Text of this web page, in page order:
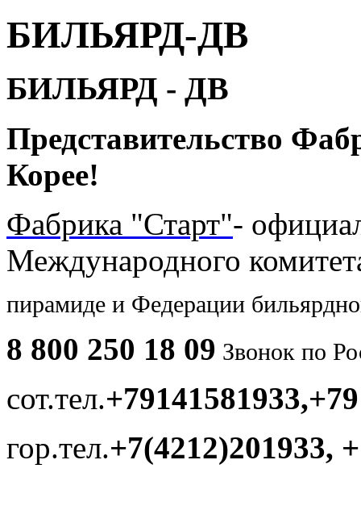
БИЛЬЯРД-ДВ
БИЛЬЯРД - ДВ
Представительство
Корее!
Фабрика "Старт"-
Международного
пирамиде и Федерации
8 800 250 18 09 Звонок по
сот.тел.
гор.тел.+7(4212)201933,